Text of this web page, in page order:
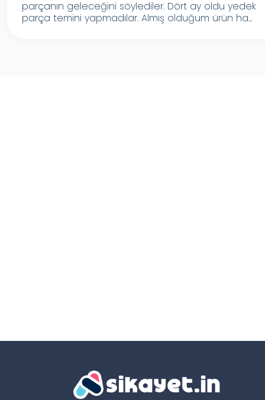
parçanın geleceğini söylediler. Dört ay oldu yedek
parça temini yapmadılar. Almış olduğum ürün ha...